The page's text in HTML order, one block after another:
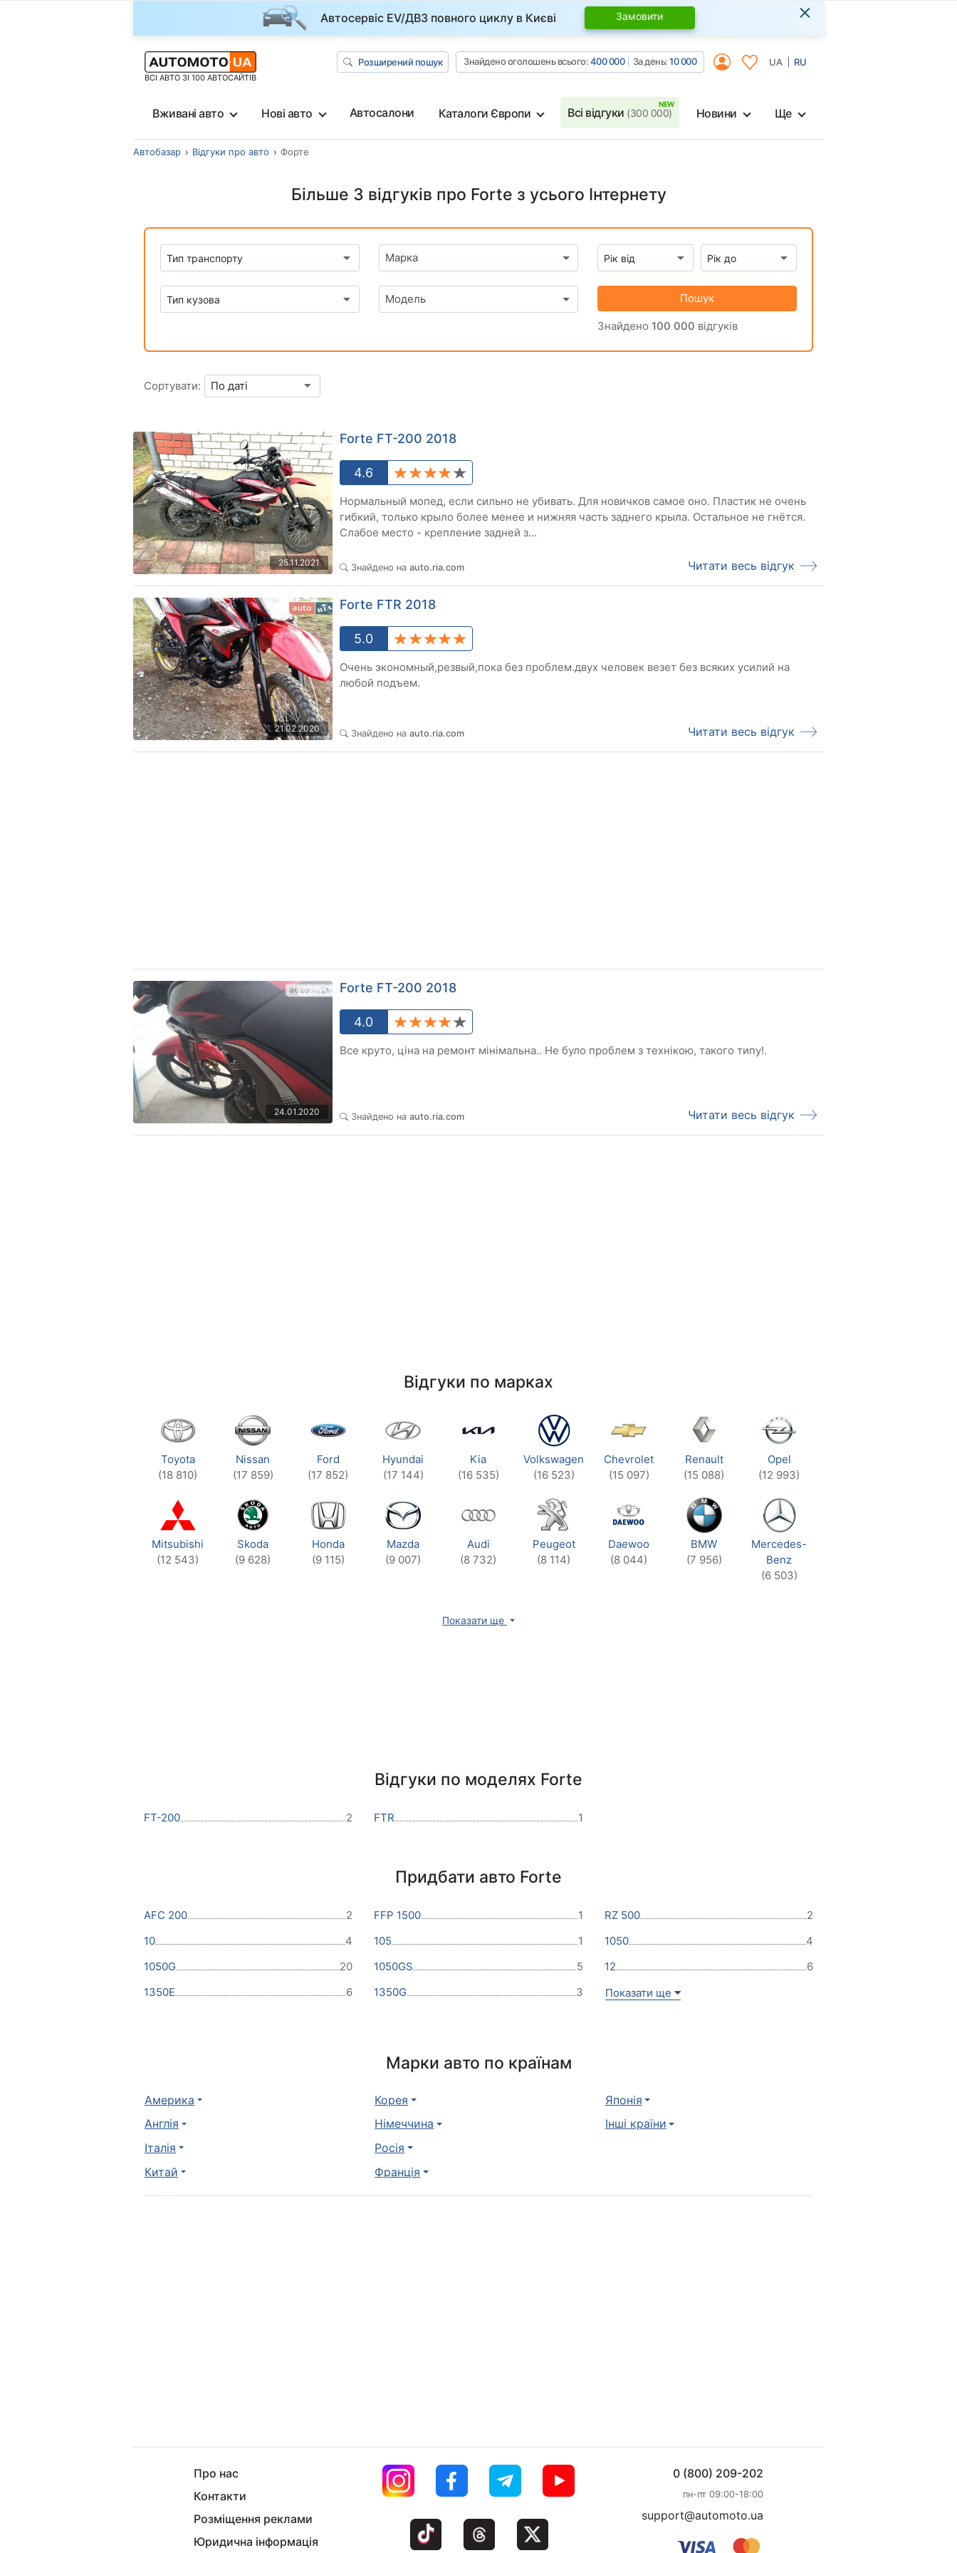
Автосервіс EV/ДВЗ повного циклу в Києві Замовити ×
ВСІ АВТО ЗІ 100 АВТОСАЙТІВ
Розширений пошук Знайдено оголошень всього:400 000 За день:10 000 UA RU
Вживані авто Нові авто Автосалони Каталоги Європи Всі відгуки (300 000) Новини Ще
Автобазар Відгуки про авто Форте
Більше 3 відгуків про Forte з усього Інтернету
Марка
Модель Пошук
Знайдено 100 000 відгуків
Сортувати:
25.11.2021
Forte FT-200 2018
4.6
Нормальный мопед, если сильно не убивать. Для новичков самое оно. Пластик не очень
гибкий, только крыло более менее и нижняя часть заднего крыла. Остальное не гнётся.
Слабое место - крепление задней з...
Знайдено на auto.ria.com Читати весь відгук
21.02.2020
Forte FTR 2018
5.0
Очень экономный,резвый,пока без проблем.двух человек везет без всяких усилий на
любой подъем.
Знайдено на auto.ria.com Читати весь відгук
24.01.2020
Forte FT-200 2018
4.0
Все круто, ціна на ремонт мінімальна.. Не було проблем з технікою, такого типу!.
Знайдено на auto.ria.com Читати весь відгук
Відгуки по марках
Toyota
(18 810)
Nissan
(17 859)
Ford
(17 852)
Hyundai
(17 144)
Kia
(16 535)
Volkswagen
(16 523)
Chevrolet
(15 097)
Renault
(15 088)
Opel
(12 993)
Mitsubishi
(12 543)
Skoda
(9 628)
Honda
(9 115)
Mazda
(9 007)
Audi
(8 732)
Peugeot
(8 114)
Daewoo
(8 044)
BMW
(7 956)
Mercedes-
Benz
(6 503)
Показати ще
Відгуки по моделях Forte
FT-200 2 FTR 1
Придбати авто Forte
AFC 200 2 FFP 1500 1 RZ 500
2
10
4 105 1 1050
4
1050G
20 1050GS 5 12
6
1350E
6 1350G 3 Показати ще
Марки авто по країнам
Америка
Англія
Італія
Китай
Корея
Німеччина
Росія
Франція
Японія
Інші країни
Про нас
Контакти
Розміщення реклами
Юридична інформація
0 (800) 209-202
пн-пт 09:00-18:00
support@automoto.ua